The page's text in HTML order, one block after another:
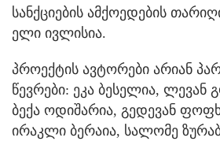
სანქციების ამქოედების
ელი ივლისია.
პროექტის ავტორები არიან
წევრები: ეკა ბესელია, ლევან
ბექა ოდიშარია, გედევან
ირაკლი ბერაია, სალომე